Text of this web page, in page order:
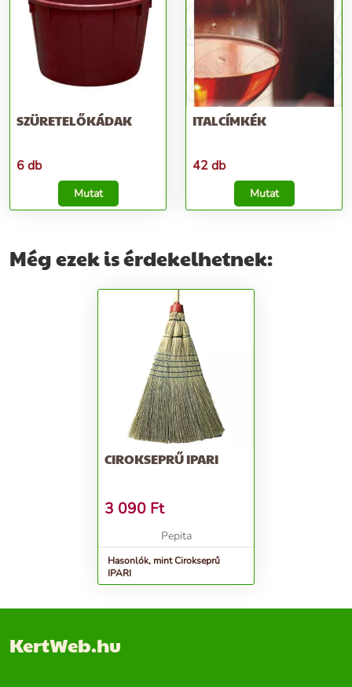
SZÜRETELŐKÁDAK
6 db
Mutat
ITALCÍMKÉK
42 db
Mutat
Még ezek is érdekelhetnek:
CIROKSEPRŰ IPARI
3 090 Ft
Pepita
Hasonlók, mint Cirokseprű
IPARI
KertWeb.hu